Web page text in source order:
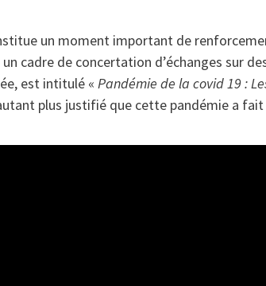
un moment important de
cadre de concertation d’échanges sur
est intitulé « Pandémie de la covid 19 :
plus justifié que cette pandémie a